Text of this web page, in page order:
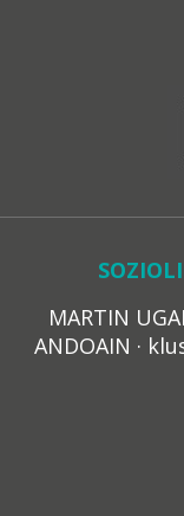
MARTIN
ANDOAIN ·